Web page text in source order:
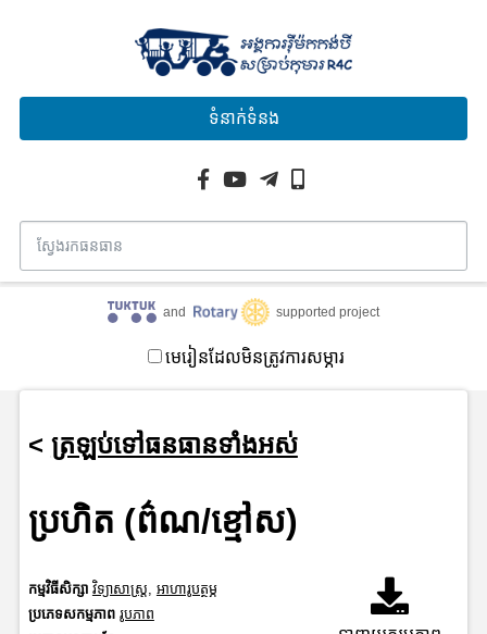
ទំនាក់ទំនង
and supported project
មេរៀនដែលមិនត្រូវការសម្ភារ
< ត្រឡប់ទៅធនធានទាំងអស់
ប្រហិត (ព៌ណ/ខ្មៅស)
កម្មវិធីសិក្សា វិទ្យាសាស្រ្ត អាហារូបត្ថម្ភ
ប្រភេទសកម្មភាព រូបភាព